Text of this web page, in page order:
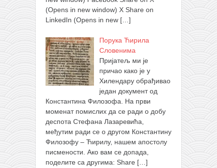
(Opens in new window) X Share on
LinkedIn (Opens in new […]
Порука Ћирила
Словенима
Пријатељ ми је
причао како је у
Хилендару обрађивао
један документ од
Константина Филозофа. На први
моменат помислих да се ради о добу
деспота Стефана Лазаревића,
међутим ради се о другом Константину
Филозофу – Ћирилу, нашем апостолу
писмености. Ако вам се допада,
поделите са другима: Share […]